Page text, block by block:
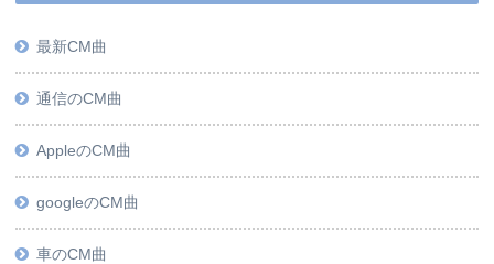
最新CM曲
通信のCM曲
AppleのCM曲
googleのCM曲
車のCM曲